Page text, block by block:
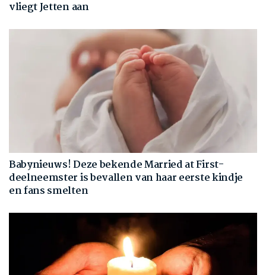
vliegt Jetten aan
Babynieuws! Deze bekende Married at First-
deelneemster is bevallen van haar eerste kindje
en fans smelten